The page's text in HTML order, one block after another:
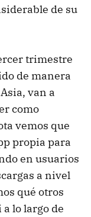
de su
trimestre
de manera
van a
como
vemos que
propia para
en usuarios
a nivel
qué otros
lo largo de